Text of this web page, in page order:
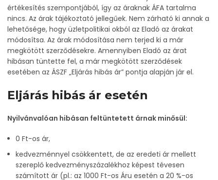
értékesítés szempontjából, így az áraknak ÁFA tartalma
nincs. Az árak tájékoztató jellegűek. Nem zárható ki annak a
lehetősége, hogy üzletpolitikai okból az Eladó az árakat
módosítsa. Az árak módosítása nem terjed ki a már
megkötött szerződésekre. Amennyiben Eladó az árat
hibásan tüntette fel, a már megkötött szerződések
esetében az ÁSZF „Eljárás hibás ár” pontja alapján jár el.
Eljárás hibás ár esetén
Nyilvánvalóan hibásan feltüntetett árnak minősül:
0 Ft-os ár,
kedvezménnyel csökkentett, de az eredeti ár mellett
szereplő kedvezményszázalékhoz képest tévesen
számított ár (pl.: az 1000 Ft-os Áru esetén a 20 %-os